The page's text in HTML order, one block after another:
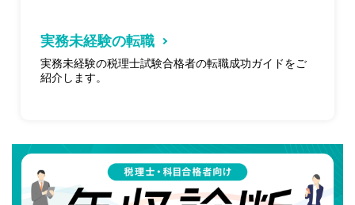
実務未経験の転職
実務未経験の税理士試験合格者の転職成功ガイドをご
紹介します。